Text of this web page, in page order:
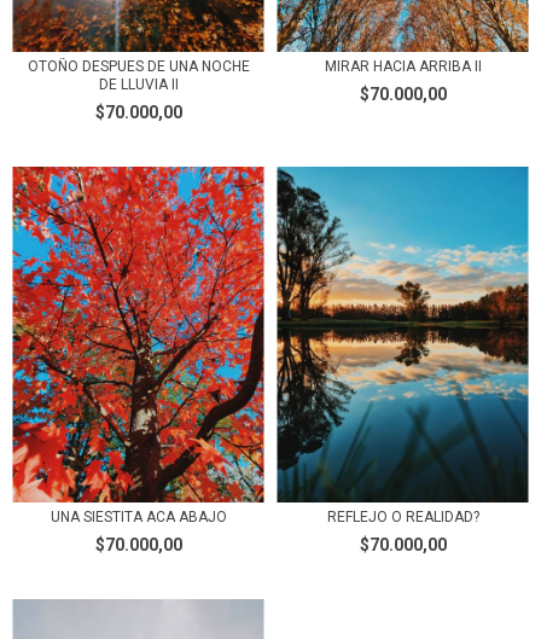
OTOÑO DESPUES DE UNA NOCHE
DE LLUVIA II
$70.000,00
MIRAR HACIA ARRIBA II
$70.000,00
UNA SIESTITA ACA ABAJO
$70.000,00
REFLEJO O REALIDAD?
$70.000,00